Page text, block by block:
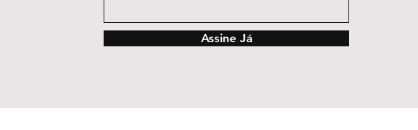
Assine Já